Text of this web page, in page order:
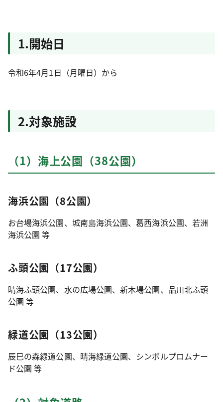
1.開始日
令和6年4月1日（月曜日）から
2.対象施設
（1）海上公園（38公園）
海浜公園（8公園）
お台場海浜公園、城南島海浜公園、葛西海浜公園、若洲
海浜公園 等
ふ頭公園（17公園）
晴海ふ頭公園、水の広場公園、新木場公園、品川北ふ頭
公園 等
緑道公園（13公園）
辰巳の森緑道公園、晴海緑道公園、シンボルプロムナー
ド公園 等